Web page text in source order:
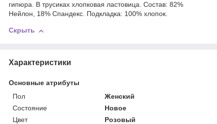
гипюра. В трусиках хлопковая ластовица. Состав: 82%
Нейлон, 18% Спандекс. Подкладка: 100% хлопок.
Скрыть
Характеристики
Основные атрибуты
Пол
Женский
Состояние
Новое
Цвет
Розовый